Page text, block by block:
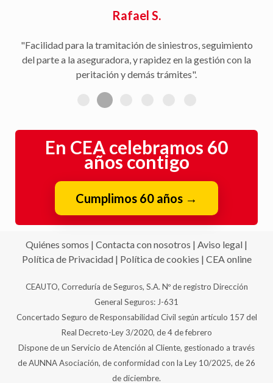
Rafael S.
"Facilidad para la tramitación de siniestros, seguimiento
del parte a la aseguradora, y rapidez en la gestión con la
peritación y demás trámites".
En CEA celebramos 60
años contigo
Cumplimos 60 años →
Quiénes somos | Contacta con nosotros | Aviso legal |
Política de Privacidad| Política de cookies | CEA online
CEAUTO, Correduría de Seguros, S.A. Nº de registro Dirección
General Seguros: J-631
Concertado Seguro de Responsabilidad Civil según artículo 157 del
Real Decreto-Ley 3/2020, de 4 de febrero
Dispone de un Servicio de Atención al Cliente, gestionado a través
de AUNNA Asociación, de conformidad con la Ley 10/2025, de 26
de diciembre.